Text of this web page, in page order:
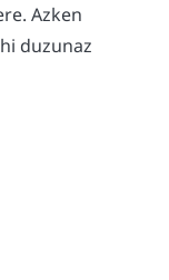
Azken
duzunaz